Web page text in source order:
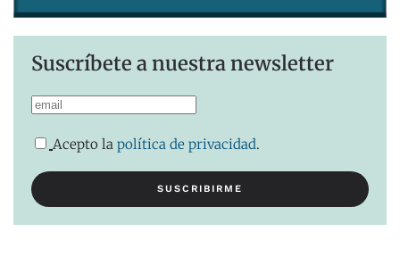
Suscríbete a nuestra newsletter
Acepto la política de privacidad.